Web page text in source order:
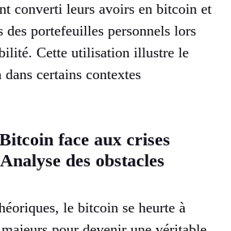
converti leurs avoirs en bitcoin et
des portefeuilles personnels lors
Cette utilisation illustre le
certains contextes
face aux crises
des obstacles
le bitcoin se heurte à